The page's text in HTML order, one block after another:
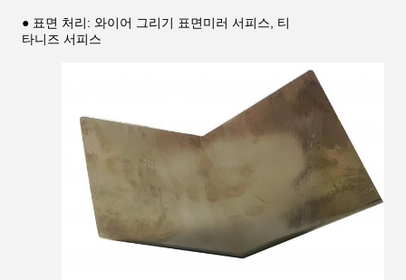
● 표면 처리: 와이어 그리기 표면미러 서피스, 티
타니즈 서피스